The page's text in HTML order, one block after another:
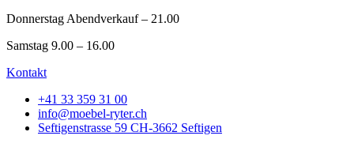
Donnerstag Abendverkauf – 21.00
Samstag 9.00 – 16.00
Kontakt
+41 33 359 31 00
info@moebel-ryter.ch
Seftigenstrasse 59 CH-3662 Seftigen